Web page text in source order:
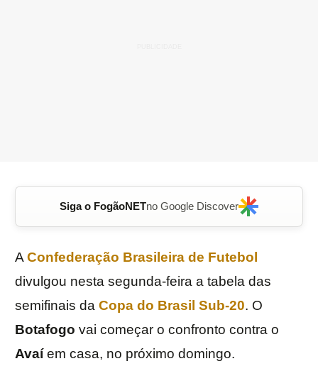
Siga o FogãoNETno Google Discover
AConfederação Brasileira de Futebol
divulgou nesta segunda-feira a tabela das
semifinais da Copa do Brasil Sub-20. O
Botafogo vai começar o confronto contra o
Avaíem casa, no próximo domingo.